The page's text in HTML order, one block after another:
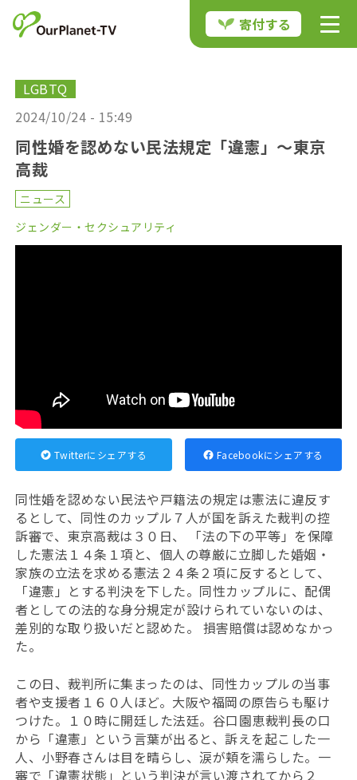
寄付する
LGBTQ
2024/10/24 - 15:49
同性婚を認めない民法規定「違憲」～東京
高裁
ニュース
ジェンダー・セクシュアリティ
Twitterにシェアする Facebookにシェアする
同性婚を認めない民法や戸籍法の規定は憲法に違反す
るとして、同性のカップル７人が国を訴えた裁判の控
訴審で、東京高裁は３０日、 「法の下の平等」を保障
した憲法１４条１項と、個人の尊厳に立脚した婚姻・
家族の立法を求める憲法２４条２項に反するとして、
「違憲」とする判決を下した。同性カップルに、配偶
者としての法的な身分規定が設けられていないのは、
差別的な取り扱いだと認めた。 損害賠償は認めなかっ
た。
この日、裁判所に集まったのは、同性カップルの当事
者や支援者１６０人ほど。大阪や福岡の原告らも駆け
つけた。１０時に開廷した法廷。谷口園恵裁判長の口
から「違憲」という言葉が出ると、訴えを起こした一
人、小野春さんは目を晴らし、涙が頬を濡らした。一
審で「違憲状態」という判決が言い渡されてから２